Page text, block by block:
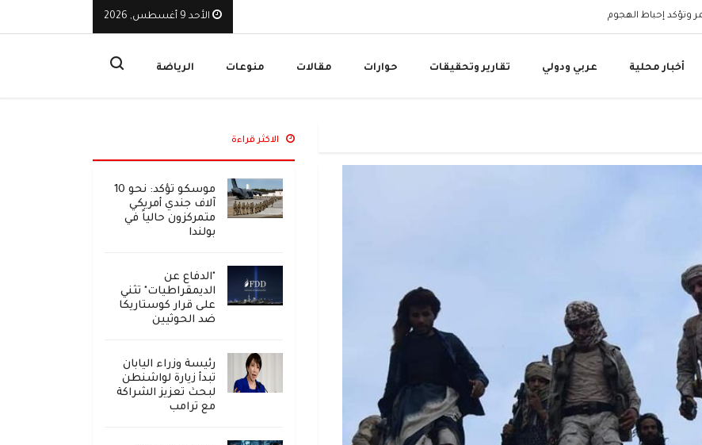
وتؤكد إحباط الهجوم وزارة المياه: المقاومة الوطنية أحبطت هجوماً حوثياً يهدد البحر الأحمر بكارثة بيئية
الأحد 9 أغسطس, 2026
أخبار محلية عربي ودولي تقارير وتحقيقات حوارات مقالات منوعات الرياضة
الاكثر قراءة
موسكو تؤكد: نحو 10
آلاف جندي أمريكي
متمركزون حالياً في
بولندا
"الدفاع عن
الديمقراطيات" تثني
على قرار كوستاريكا
ضد الحوثيين
رئيسة وزراء اليابان
تبدأ زيارة لواشنطن
لبحث تعزيز الشراكة
مع ترامب